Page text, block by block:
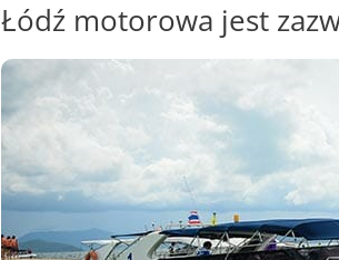
Łódź motorowa jest